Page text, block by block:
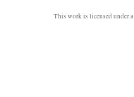
This work is licensed under a